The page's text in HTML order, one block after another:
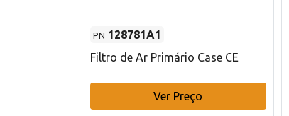
PN 128781A1
Filtro de Ar Primário Case CE
Ver Preço